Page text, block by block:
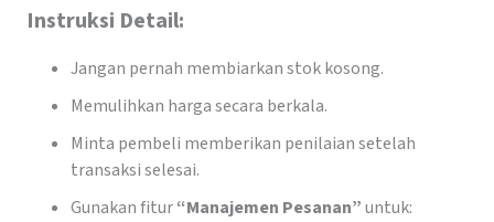
Instruksi Detail:
Jangan pernah membiarkan stok kosong.
Memulihkan harga secara berkala.
Minta pembeli memberikan penilaian setelah
transaksi selesai.
Gunakan fitur“Manajemen Pesanan”untuk: